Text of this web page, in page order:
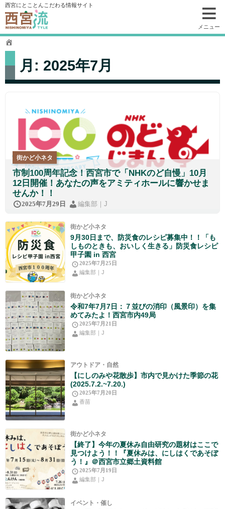
コ
ン
テ
ン
ツ
動
西宮にとことんこだわる情報サイト
メニュー
月: 2025年7月
街かど小ネタ
市制100周年記念！西宮市で「NHKのど自慢」10月
12日開催！あなたの声をアミティホールに響かせま
せんか！！
2025年7月29日 編集部｜J
街かど小ネタ
9月30日まで、防災食のレシピ募集中！！「も
しものときも、おいしく生きる」防災食レシピ
甲子園 in 西宮
2025年7月25日
編集部｜J
街かど小ネタ
令和7年7月7日：７並びの消印（風景印）を集
めてみたよ！西宮市内49局
2025年7月21日
編集部｜J
アウトドア・自然
【にしのみや花散歩】市内で見かけた季節の花
(2025.7.2.~7.20.)
2025年7月20日
香苗
街かど小ネタ
【終了】今年の夏休み自由研究の題材はここで
見つけよう！！『夏休みは、にしはくであそぼ
う！』＠西宮市立郷土資料館
2025年7月19日
編集部｜J
イベント・催し